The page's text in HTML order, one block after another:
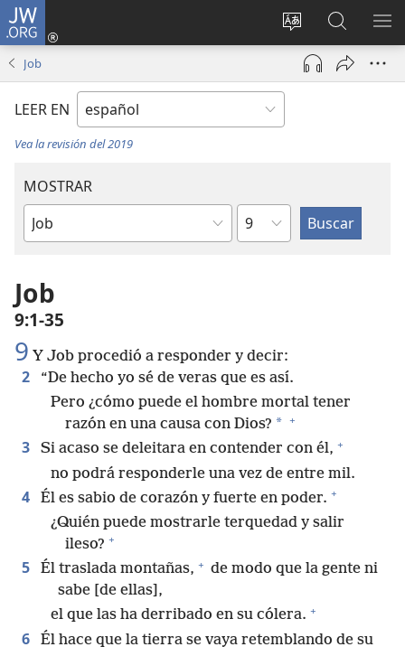
JW.ORG
Cambiar
idioma
del sitio
Iniciar
sesión
(abre
nueva
en
jw.org
Job
LEER EN
Vea la revisión del 2019
MOSTRAR
Libro
Biblia
Capítulo
Job
9:1-35
9 Y Job procedió a responder y decir:
2
“De hecho yo sé de veras que es así.
Pero ¿cómo puede el hombre mortal tener
razón en una causa con Dios? * +
3 Si acaso se deleitara en contender con él, +
no podrá responderle una vez de entre mil.
4 Él es sabio de corazón y fuerte en poder. +
¿Quién puede mostrarle terquedad y salir
ileso? +
5 Él traslada montañas, + de modo que la gente ni
sabe [de ellas],
el que las ha derribado en su cólera. +
6
Él hace que la tierra se vaya retemblando de su